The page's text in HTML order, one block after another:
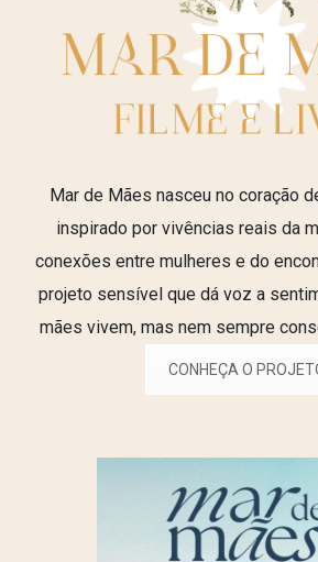
Mar de Mães nasceu no coração
inspirado por vivências reais da
conexões entre mulheres e do
projeto sensível que dá voz a
mães vivem, mas nem sempre
CONHEÇA O